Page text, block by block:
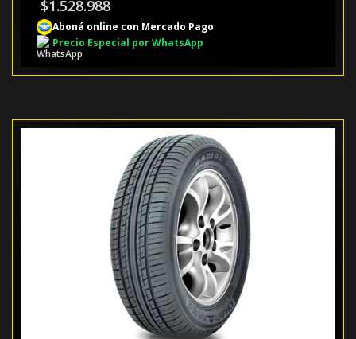
$1.528.988
Aboná online con Mercado Pago
Precio Especial por WhatsApp